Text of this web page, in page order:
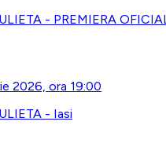
- PREMIERA
2026, ora 19:00
- Iasi